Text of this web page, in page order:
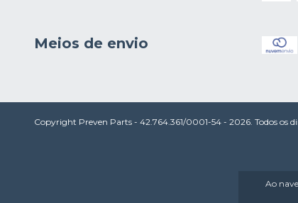
Ao
Meios de envio
Copyright Preven Parts - 42.764.361/0001-54 - 2026. Todos os